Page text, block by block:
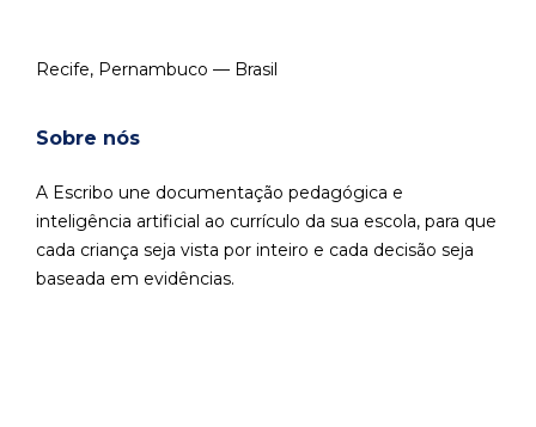
Recife, Pernambuco — Brasil
Sobre nós
A Escribo une documentação pedagógica e
inteligência artificial ao currículo da sua escola, para que
cada criança seja vista por inteiro e cada decisão seja
baseada em evidências.